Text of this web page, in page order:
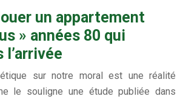
un appartement
» années 80 qui
l’arrivée
sur notre moral est une réalité
le souligne une étude publiée dans